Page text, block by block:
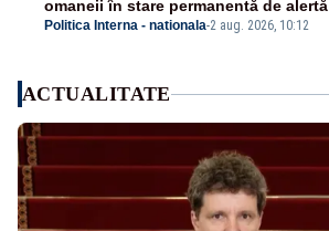
Politica Interna - nationala-2 aug. 2026, 10:12
omaneii în stare permanentă de alertă
ACTUALITATE